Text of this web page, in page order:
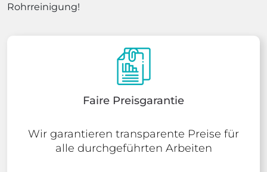
Rohrreinigung!
Faire Preisgarantie
Wir garantieren transparente Preise für
alle durchgeführten Arbeiten